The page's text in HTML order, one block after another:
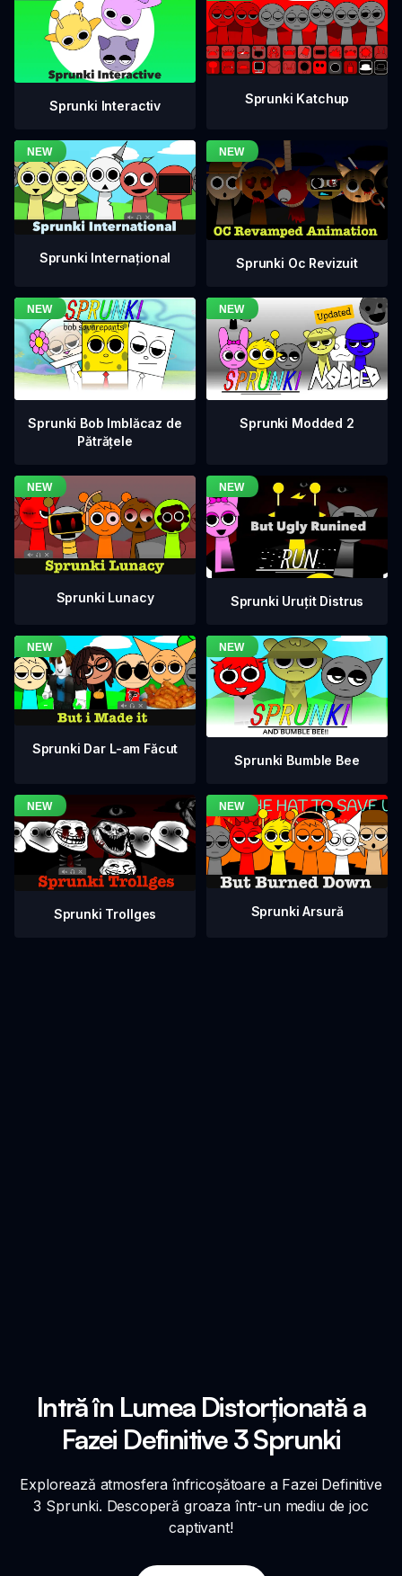
Sprunki Interactiv Sprunki Katchup
Sprunki Internațional Sprunki Oc Revizuit
Sprunki Bob Imblăcaz de
Pătrățele
Sprunki Modded 2
Sprunki Lunacy Sprunki Uruțit Distrus
Sprunki Dar L-am Făcut
Sprunki Bumble Bee
Sprunki Trollges Sprunki Arsură
Intră în Lumea Distorționată a
Fazei Definitive 3 Sprunki
Explorează atmosfera înfricoșătoare a Fazei Definitive
3 Sprunki. Descoperă groaza într-un mediu de joc
captivant!